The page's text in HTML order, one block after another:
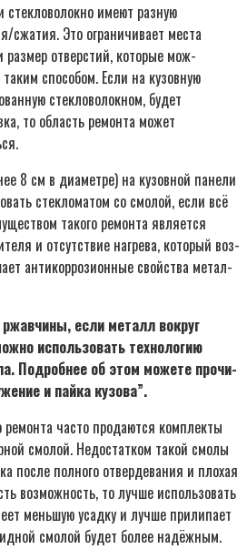
стек­ло­во­лок­но име­ют раз­ную
сжатия. Это огра­ни­чи­ва­ет места
раз­мер отвер­стий, кото­рые мож­
спо­со­бом. Если на кузов­ную
стек­ло­во­лок­ном, будет
то область ремон­та может
8 см в диа­мет­ре) на кузов­ной пане­ли
стек­ло­ма­том со смо­лой, если всё
тако­го ремон­та явля­ет­ся
и отсут­ствие нагре­ва, кото­рый воз­
анти­кор­ро­зи­он­ные свой­ства метал­
если металл вокруг
исполь­зо­вать тех­но­ло­гию
Подроб­нее об этом може­те про­чи­
и пай­ка кузо­ва”.
ремон­та часто про­да­ют­ся ком­плек­ты
смо­лой. Недо­стат­ком такой смо­лы
после пол­но­го отвер­де­ва­ния и пло­хая
воз­мож­ность, то луч­ше исполь­зо­вать
мень­шую усад­ку и луч­ше при­ли­па­ет
смо­лой будет более надёж­ным.